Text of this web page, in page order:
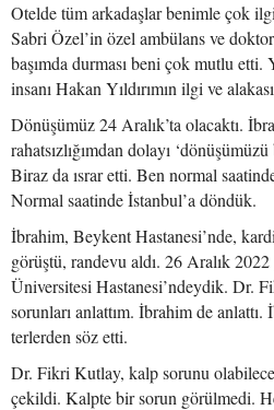
Otelde tüm arkadaşlar benimle çok
Sabri Özel’in özel ambülans ve
başımda durması beni çok mutlu etti.
insanı Hakan Yıldırımın ilgi ve
Dönüşümüz 24 Aralık’ta olacaktı.
rahatsızlığımdan dolayı
Biraz da ısrar etti. Ben normal
Normal saatinde İstanbul’a döndük.
İbrahim, Beykent Hastanesi’nde,
görüştü, randevu aldı. 26 Aralık
Üniversitesi Hastanesi’ndeydik. Dr.
sorunları anlattım. İbrahim de
terlerden söz etti.
Dr. Fikri Kutlay, kalp sorunu
çekildi. Kalpte bir sorun görülmedi.